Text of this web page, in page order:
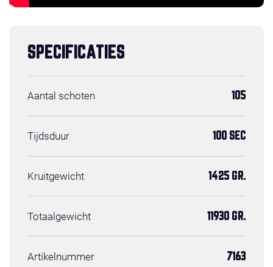
SPECIFICATIES
Aantal schoten 105
Tijdsduur 100 SEC
Kruitgewicht 1425 GR.
Totaalgewicht 11930 GR.
Artikelnummer 7163